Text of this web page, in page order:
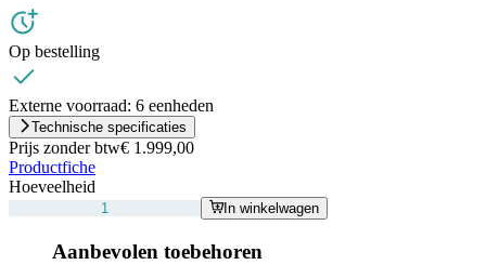
Op bestelling
Externe voorraad: 6 eenheden
Technische specificaties
Prijs zonder btw€ 1.999,00
Productfiche
Hoeveelheid
In winkelwagen
Aanbevolen toebehoren